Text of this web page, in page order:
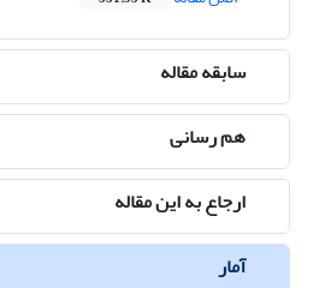
سابقه مقاله
هم رسانی
ارجاع به این مقاله
آمار